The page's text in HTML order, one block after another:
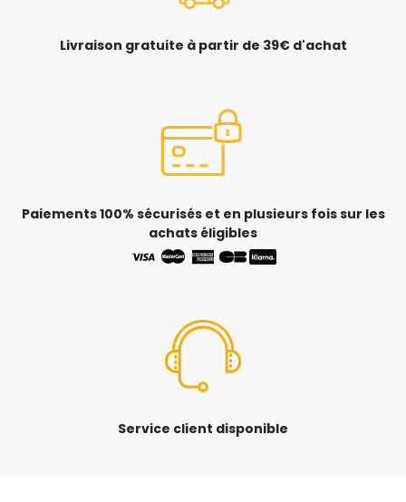
Livraison gratuite à partir de 39€ d'achat
Paiements 100% sécurisés et en plusieurs fois sur les
achats éligibles
Service client disponible